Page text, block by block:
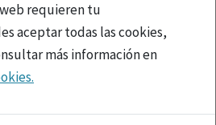
requieren tu
aceptar todas las cookies,
más información en
en la Página Web está